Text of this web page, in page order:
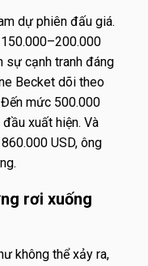
dự phiên đấu giá.
sự cạnh tranh đáng
Becket dõi theo
mức 500.000
xuất hiện. Và
USD, ông
rơi xuống
không thể xảy ra,